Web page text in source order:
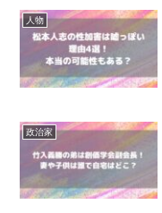
人物
政治家